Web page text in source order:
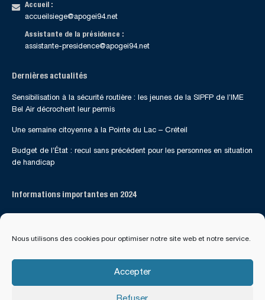
Nous utilisons des cookies pour optimiser notre site web et notre service.
Accepter
Accueil :
accueilsiege@apogei94.net
Assistante de la présidence :
assistante-presidence@apogei94.net
Dernières actualités
Sensibilisation à la sécurité routière : les jeunes de la SIPFP de l’IME
Bel Air décrochent leur permis
Une semaine citoyenne à la Pointe du Lac – Créteil
Budget de l’État : recul sans précédent pour les personnes en situation
de handicap
Informations importantes en 2024